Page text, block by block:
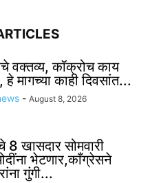
वक्तव्य, कॉक्रोच काय
मागच्या काही दिवसांत...
- August 8, 2026
8 खासदार सोमवारी
भेटणार,काँग्रेसने
गुंगी...